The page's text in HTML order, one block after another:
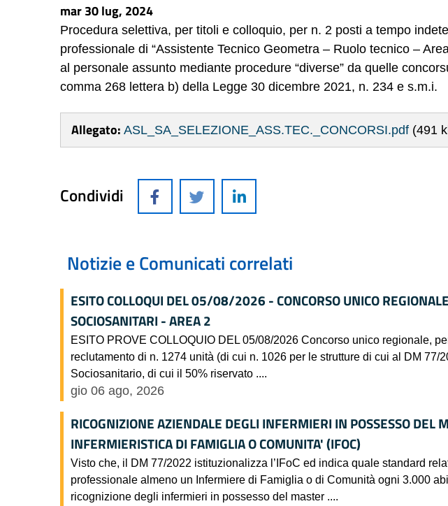
mar 30 lug, 2024
Procedura selettiva, per titoli e colloquio, per n. 2 posti a tempo
professionale di “Assistente Tecnico Geometra – Ruolo tecnico –
al personale assunto mediante procedure “diverse” da quelle
comma 268 lettera b) della Legge 30 dicembre 2021, n. 234 e s.m.i.
Allegato: ASL_SA_SELEZIONE_ASS.TEC._CONCORSI.pdf (491
Condividi
Notizie e Comunicati correlati
ESITO COLLOQUI DEL 05/08/2026 - CONCORSO UNICO
SOCIOSANITARI - AREA 2
ESITO PROVE COLLOQUIO DEL 05/08/2026 Concorso unico regionale,
reclutamento di n. 1274 unità (di cui n. 1026 per le strutture di cui al DM 77/
Sociosanitario, di cui il 50% riservato ....
gio 06 ago, 2026
RICOGNIZIONE AZIENDALE DEGLI INFERMIERI IN POSSESSO DEL
INFERMIERISTICA DI FAMIGLIA O COMUNITA' (IFOC)
Visto che, il DM 77/2022 istituzionalizza l’IFoC ed indica quale standard
professionale almeno un Infermiere di Famiglia o di Comunità ogni 3.000
ricognizione degli infermieri in possesso del master ....